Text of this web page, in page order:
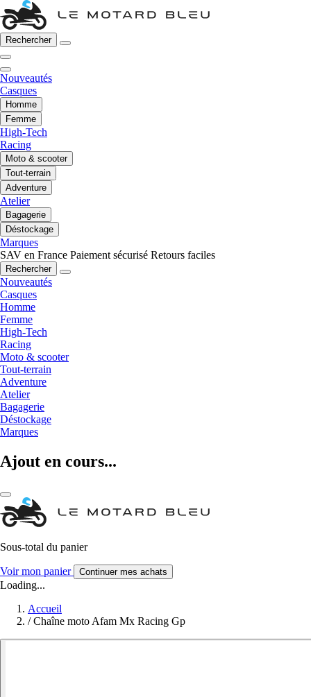
Rechercher
Nouveautés
Casques
Homme
Femme
High-Tech
Racing
Moto & scooter
Tout-terrain
Adventure
Atelier
Bagagerie
Déstockage
Marques
SAV en France Paiement sécurisé Retours faciles
Rechercher
Nouveautés
Casques
Homme
Femme
High-Tech
Racing
Moto & scooter
Tout-terrain
Adventure
Atelier
Bagagerie
Déstockage
Marques
Ajout en cours...
Sous-total du panier
Voir mon panier Continuer mes achats
Loading...
Accueil
/ Chaîne moto Afam Mx Racing Gp